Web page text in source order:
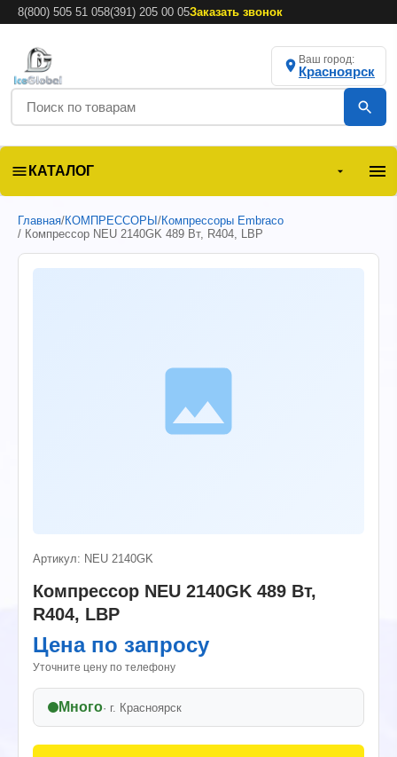
8(800) 505 51 058(391) 205 00 05Заказать звонок
Ваш город:
Красноярск
КАТАЛОГ
Главная/КОМПРЕССОРЫ /Компрессоры Embraco
/ Компрессор NEU 2140GK 489 Вт, R404, LBP
Артикул: NEU 2140GK
Компрессор NEU 2140GK 489 Вт,
R404, LBP
Цена по запросу
Уточните цену по телефону
Много· г. Красноярск